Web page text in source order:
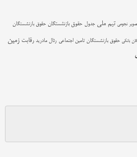
نجومی تیم ملی جدول حقوق بازنشستگان حقوق بازنشستگان
بانکی حقوق بازنشستگان تامین اجتماعی رئال مادرید رقابت زمین